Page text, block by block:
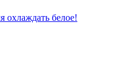
охлаждать белое!